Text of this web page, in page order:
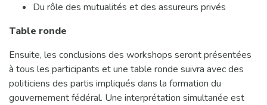
Du rôle des mutualités et des assureurs privés
Table ronde
Ensuite, les conclusions des workshops seront présentées
à tous les participants et une table ronde suivra avec des
politiciens des partis impliqués dans la formation du
gouvernement fédéral. Une interprétation simultanée est